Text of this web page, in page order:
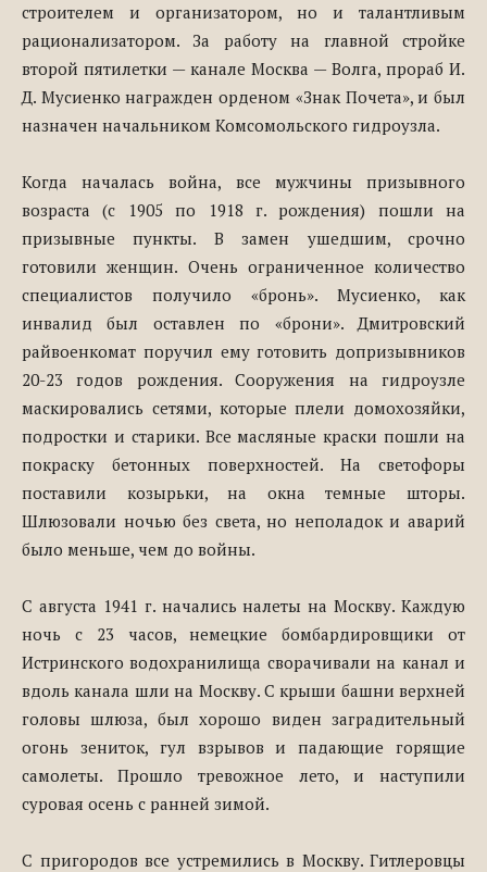
строителем и организатором, но и талантливым
рационализатором. За работу на главной стройке
второй пятилетки — канале Москва — Волга, прораб И.
Д. Мусиенко награжден орденом «Знак Почета», и был
назначен начальником Комсомольского гидроузла.
Когда началась война, все мужчины призывного
возраста (с 1905 по 1918 г. рождения) пошли на
призывные пункты. В замен ушедшим, срочно
готовили женщин. Очень ограниченное количество
специалистов получило «бронь». Мусиенко, как
инвалид был оставлен по «брони». Дмитровский
райвоенкомат поручил ему готовить допризывников
20-23 годов рождения. Сооружения на гидроузле
маскировались сетями, которые плели домохозяйки,
подростки и старики. Все масляные краски пошли на
покраску бетонных поверхностей. На светофоры
поставили козырьки, на окна темные шторы.
Шлюзовали ночью без света, но неполадок и аварий
было меньше, чем до войны.
С августа 1941 г. начались налеты на Москву. Каждую
ночь с 23 часов, немецкие бомбардировщики от
Истринского водохранилища сворачивали на канал и
вдоль канала шли на Москву. С крыши башни верхней
головы шлюза, был хорошо виден заградительный
огонь зениток, гул взрывов и падающие горящие
самолеты. Прошло тревожное лето, и наступили
суровая осень с ранней зимой.
С пригородов все устремились в Москву. Гитлеровцы